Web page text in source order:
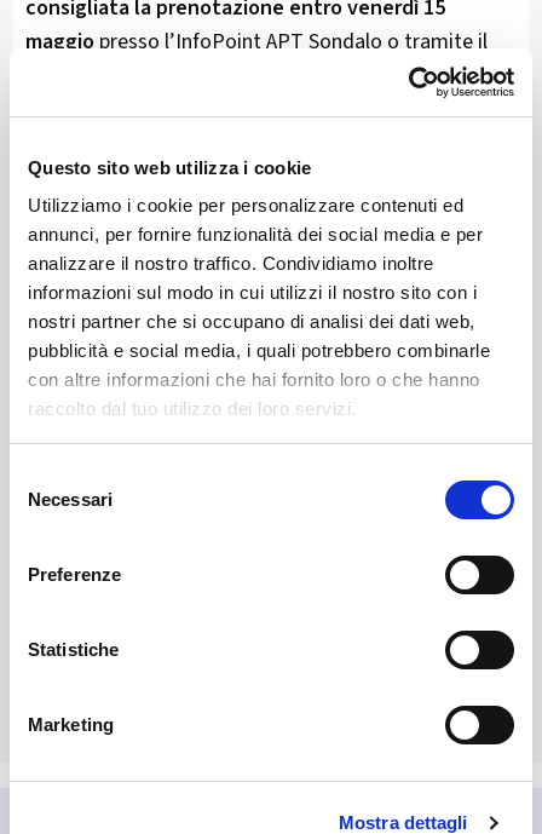
Questo sito web utilizza i cookie
Utilizziamo i cookie per personalizzare contenuti ed
annunci, per fornire funzionalità dei social media e per
analizzare il nostro traffico. Condividiamo inoltre
informazioni sul modo in cui utilizzi il nostro sito con i
nostri partner che si occupano di analisi dei dati web,
pubblicità e social media, i quali potrebbero combinarle
con altre informazioni che hai fornito loro o che hanno
raccolto dal tuo utilizzo dei loro servizi.
delNecessari
Preferenze
Statistiche
Marketing
Mostra dettagli
consigliata la prenotazione entro venerdì 15
maggio presso l’InfoPoint APT Sondalo o tramite il
www.sondaloturismo.it. I piatti
saranno disponibili fino a esaurimento.
A completare l’iniziativa, la mostra
emozioni”, realizzata dallaScuola Primaria e CPS
Bormioe allestita nell’adiacente sala riunioni.
Un appuntamento pensato per tutte le età, dove la
primavera non è solo una stagione, ma un’occasione
da vivere insieme, tra sapori, musica e voglia di stare
Info e contatti:
APT Sondalo – Tel. 0342 801816 –